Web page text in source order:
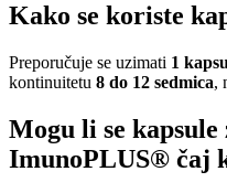
Kako se koriste
Preporučuje se uzimati 1
kontinuitetu 8 do 12 sedmica,
Mogu li se
ImunoPLUS® čaj